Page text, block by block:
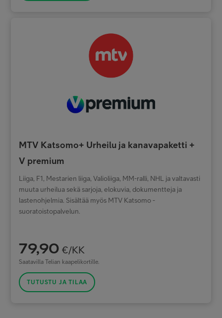
MTV Katsomo+ Urheilu ja kanavapaketti +
V premium
Liiga, F1, Mestarien liiga, Valioliiga, MM-ralli, NHL ja valtavasti
muuta urheilua sekä sarjoja, elokuvia, dokumentteja ja
lastenohjelmia. Sisältää myös MTV Katsomo -
suoratoistopalvelun.
79,90 €/KK
Saatavilla Telian kaapelikortille.
TUTUSTU JA TILAA